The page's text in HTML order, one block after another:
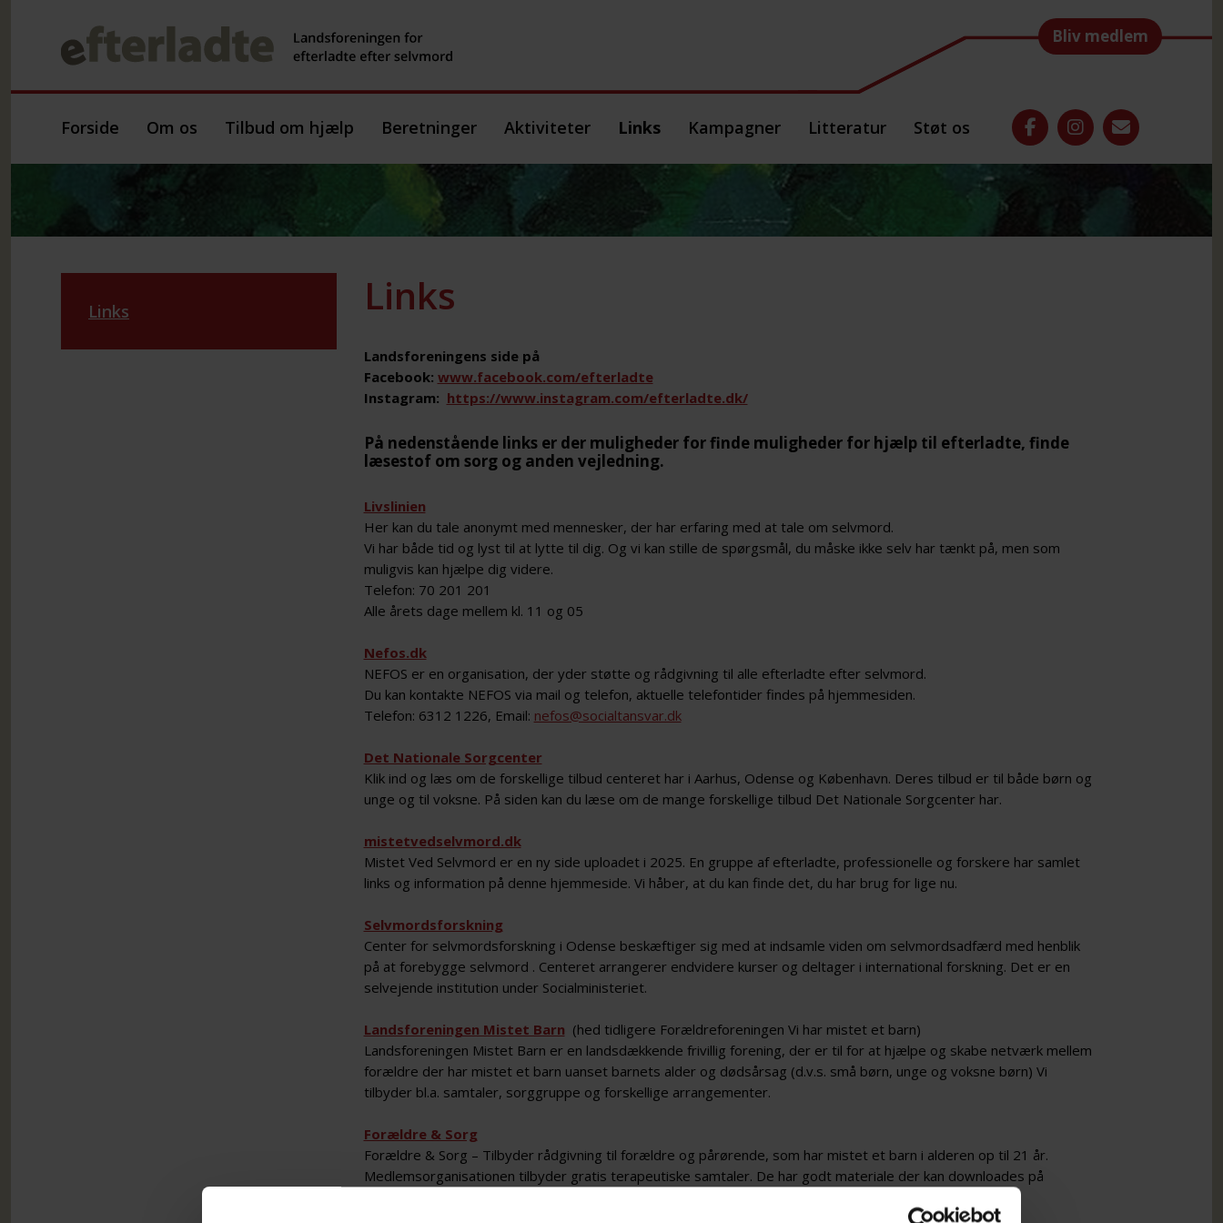
Bliv medlem
Forside Om os Tilbud om hjælp Beretninger Aktiviteter Links Kampagner Litteratur Støt os
Links
Landsforeningens side på
Facebook: www.facebook.com/efterladte
Instagram: https://www.instagram.com/efterladte.dk/
På nedenstående links er der muligheder for finde muligheder for hjælp til efterladte, finde
læsestof om sorg og anden vejledning.
Livslinien
Her kan du tale anonymt med mennesker, der har erfaring med at tale om selvmord.
Vi har både tid og lyst til at lytte til dig. Og vi kan stille de spørgsmål, du måske ikke selv har tænkt på, men som
muligvis kan hjælpe dig videre.
Telefon: 70 201 201
Alle årets dage mellem kl. 11 og 05
Nefos.dk
NEFOS er en organisation, der yder støtte og rådgivning til alle efterladte efter selvmord.
Du kan kontakte NEFOS via mail og telefon, aktuelle telefontider findes på hjemmesiden.
Telefon: 6312 1226, Email: nefos@socialtansvar.dk
Det Nationale Sorgcenter
Klik ind og læs om de forskellige tilbud centeret har i Aarhus, Odense og København. Deres tilbud er til både børn og
unge og til voksne. På siden kan du læse om de mange forskellige tilbud Det Nationale Sorgcenter har.
mistetvedselvmord.dk
Mistet Ved Selvmord er en ny side uploadet i 2025. En gruppe af efterladte, professionelle og forskere har samlet
links og information på denne hjemmeside. Vi håber, at du kan finde det, du har brug for lige nu.
Selvmordsforskning
Center for selvmordsforskning i Odense beskæftiger sig med at indsamle viden om selvmordsadfærd med henblik
på at forebygge selvmord . Centeret arrangerer endvidere kurser og deltager i international forskning. Det er en
selvejende institution under Socialministeriet.
Landsforeningen Mistet Barn (hed tidligere Forældreforeningen Vi har mistet et barn)
Landsforeningen Mistet Barn er en landsdækkende frivillig forening, der er til for at hjælpe og skabe netværk mellem
forældre der har mistet et barn uanset barnets alder og dødsårsag (d.v.s. små børn, unge og voksne børn) Vi
tilbyder bl.a. samtaler, sorggruppe og forskellige arrangementer.
Forældre & Sorg
Forældre & Sorg – Tilbyder rådgivning til forældre og pårørende, som har mistet et barn i alderen op til 21 år.
Medlemsorganisationen tilbyder gratis terapeutiske samtaler. De har godt materiale der kan downloades på
Links